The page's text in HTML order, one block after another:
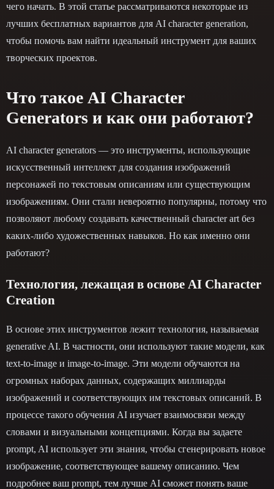
чего начать. В этой статье рассматриваются некоторые из
лучших бесплатных вариантов для AI character generation,
чтобы помочь вам найти идеальный инструмент для ваших
творческих проектов.
Что такое AI Character
Generators и как они работают?
AI character generators — это инструменты, использующие
искусственный интеллект для создания изображений
персонажей по текстовым описаниям или существующим
изображениям. Они стали невероятно популярны, потому что
позволяют любому создавать качественный character art без
каких-либо художественных навыков. Но как именно они
работают?
Технология, лежащая в основе AI Character
Creation
В основе этих инструментов лежит технология, называемая
generative AI. В частности, они используют такие модели, как
text-to-image и image-to-image. Эти модели обучаются на
огромных наборах данных, содержащих миллиарды
изображений и соответствующих им текстовых описаний. В
процессе такого обучения AI изучает взаимосвязи между
словами и визуальными концепциями. Когда вы задаете
prompt, AI использует эти знания, чтобы сгенерировать новое
изображение, соответствующее вашему описанию. Чем
подробнее ваш prompt, тем лучше AI сможет понять ваше